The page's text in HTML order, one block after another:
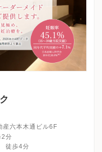
六本木通ビル6F
分
徒歩4分